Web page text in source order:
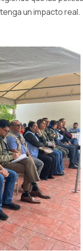
un impacto real.